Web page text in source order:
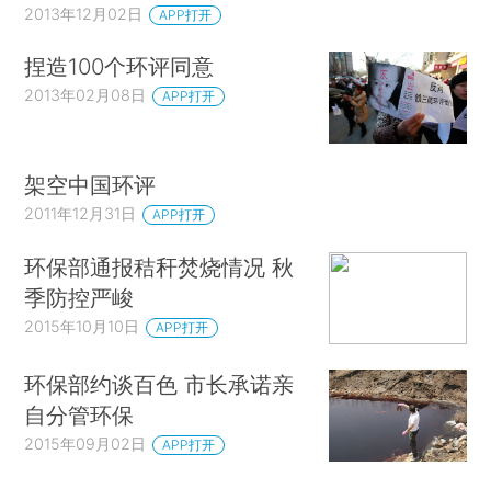
2013年12月02日 APP打开
捏造100个环评同意
2013年02月08日 APP打开
架空中国环评
2011年12月31日 APP打开
环保部通报秸秆焚烧情况 秋
季防控严峻
2015年10月10日 APP打开
环保部约谈百色 市长承诺亲
自分管环保
2015年09月02日 APP打开